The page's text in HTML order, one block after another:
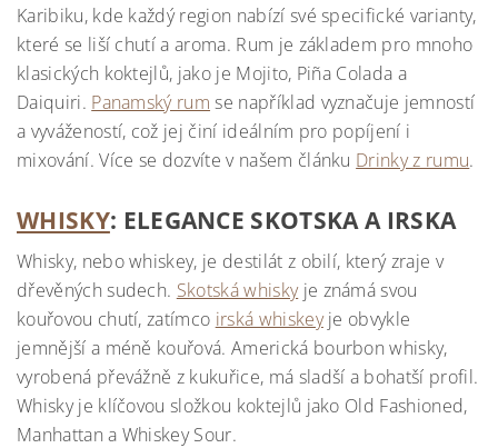
Karibiku, kde každý region nabízí své specifické varianty,
které se liší chutí a aroma. Rum je základem pro mnoho
klasických koktejlů, jako je Mojito, Piña Colada a
Daiquiri. Panamský rum se například vyznačuje jemností
a vyvážeností, což jej činí ideálním pro popíjení i
mixování. Více se dozvíte v našem článku Drinky z rumu.
WHISKY: ELEGANCE SKOTSKA A IRSKA
Whisky, nebo whiskey, je destilát z obilí, který zraje v
dřevěných sudech. Skotská whiskyje známá svou
kouřovou chutí, zatímco irská whiskeyje obvykle
jemnější a méně kouřová. Americká bourbon whisky,
vyrobená převážně z kukuřice, má sladší a bohatší profil.
Whisky je klíčovou složkou koktejlů jako Old Fashioned,
Manhattan a Whiskey Sour.